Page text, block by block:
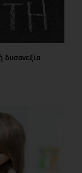
δυσανεξία